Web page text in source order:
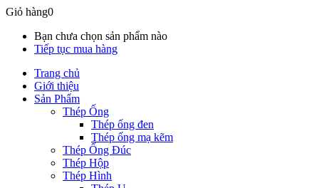
Giỏ hàng0
Bạn chưa chọn sản phẩm nào
Tiếp tục mua hàng
Trang chủ
Giới thiệu
Sản Phẩm
Thép Ống
Thép ống đen
Thép ống mạ kẽm
Thép Ống Đúc
Thép Hộp
Thép Hình